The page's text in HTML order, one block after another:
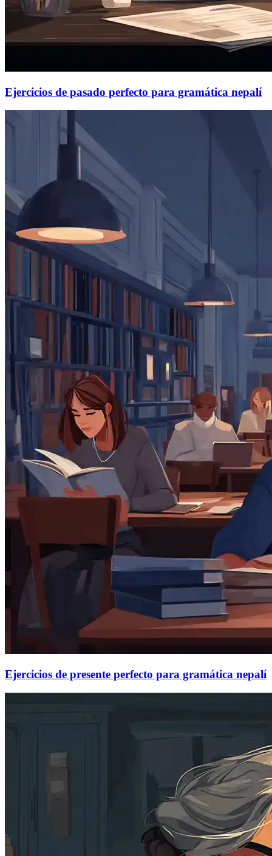
Ejercicios de pasado perfecto para gramática nepalí
Ejercicios de presente perfecto para gramática nepalí